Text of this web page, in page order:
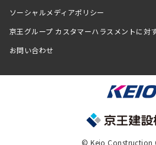
ソーシャルメディアポリシー
京王グループ カスタマーハラスメントに対
お問い合わせ
© Keio Construction